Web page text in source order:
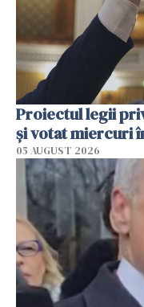
Proiectul legii
şi votat miercuri
05 AUGUST 2026